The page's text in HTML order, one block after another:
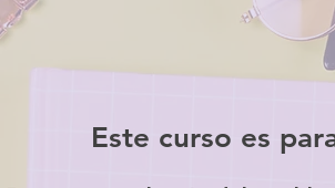
Este curso es